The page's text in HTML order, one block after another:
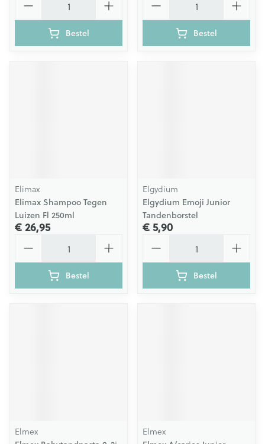
Bestel Bestel
Elimax
Elimax Shampoo Tegen
Luizen Fl 250ml
€ 26,95
Bestel
Elgydium
Elgydium Emoji Junior
Tandenborstel
€ 5,90
Bestel
Elmex Elmex